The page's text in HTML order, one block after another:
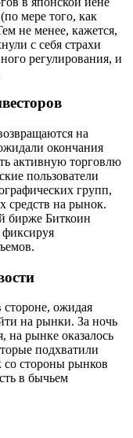
мере того, как
не менее, кажется,
с себя страхи
регулирования, и
на
окончания
активную торговлю
пользователи
групп,
средств на рынок.
бирже Биткоин
фиксируя
ожидая
на рынки. За ночь
на рынке оказалось
подхватили
стороны рынков
в бычьем